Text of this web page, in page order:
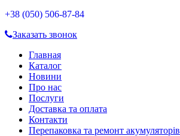
+38 (050) 506-87-84
Заказать звонок
Главная
Каталог
Новини
Про нас
Послуги
Доставка та оплата
Контакти
Перепаковка та ремонт акумуляторів